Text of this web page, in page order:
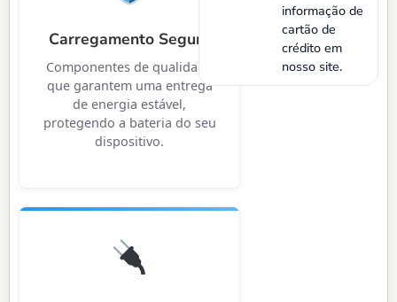
Carregamento Seguro
Componentes de qualidade
que garantem uma entrega
de energia estável,
protegendo a bateria do seu
dispositivo.
informação de
cartão de
crédito em
nosso site.